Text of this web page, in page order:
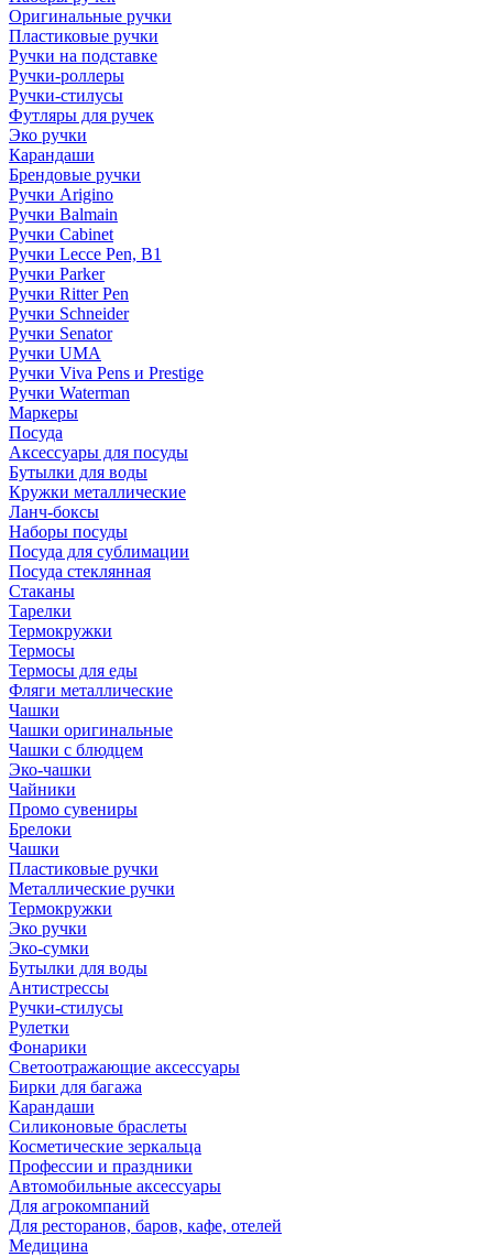
Оригинальные ручки
Пластиковые ручки
Ручки на подставке
Ручки-роллеры
Ручки-стилусы
Футляры для ручек
Эко ручки
Карандаши
Брендовые ручки
Ручки Arigino
Ручки Balmain
Ручки Cabinet
Ручки Lecce Pen, B1
Ручки Parker
Ручки Ritter Pen
Ручки Schneider
Ручки Senator
Ручки UMA
Ручки Viva Pens и Prestige
Ручки Waterman
Маркеры
Посуда
Аксессуары для посуды
Бутылки для воды
Кружки металлические
Ланч-боксы
Наборы посуды
Посуда для сублимации
Посуда стеклянная
Стаканы
Тарелки
Термокружки
Термосы
Термосы для еды
Фляги металлические
Чашки
Чашки оригинальные
Чашки с блюдцем
Эко-чашки
Чайники
Промо сувениры
Брелоки
Чашки
Пластиковые ручки
Металлические ручки
Термокружки
Эко ручки
Эко-сумки
Бутылки для воды
Антистрессы
Ручки-стилусы
Рулетки
Фонарики
Светоотражающие аксессуары
Бирки для багажа
Карандаши
Силиконовые браслеты
Косметические зеркальца
Профессии и праздники
Автомобильные аксессуары
Для агрокомпаний
Для ресторанов, баров, кафе, отелей
Медицина